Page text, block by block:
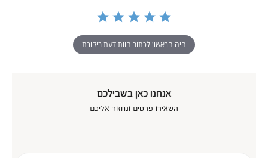
היה הראשון לכתוב חוות דעת ביקורת
אנחנו כאן בשבילכם
השאירו פרטים ונחזור אליכם